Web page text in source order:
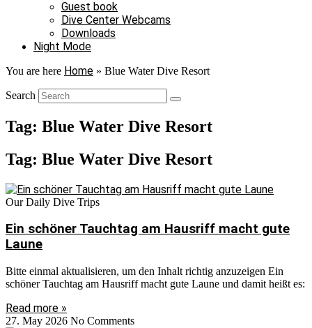
Guest book
Dive Center Webcams
Downloads
Night Mode
You are here Home » Blue Water Dive Resort
Search
Tag: Blue Water Dive Resort
Tag: Blue Water Dive Resort
Our Daily Dive Trips
Ein schöner Tauchtag am Hausriff macht gute
Laune
Bitte einmal aktualisieren, um den Inhalt richtig anzuzeigen Ein
schöner Tauchtag am Hausriff macht gute Laune und damit heißt es:
Read more »
27. May 2026 No Comments